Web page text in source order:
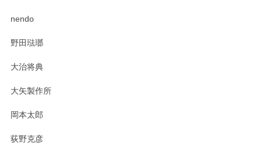
nendo
野田琺瑯
大治将典
大矢製作所
岡本太郎
荻野克彦